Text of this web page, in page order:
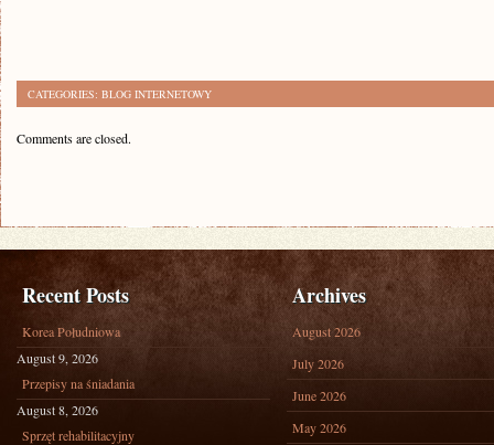
CATEGORIES: BLOG INTERNETOWY
Comments are closed.
Recent Posts
Korea Południowa
August 9, 2026
Przepisy na śniadania
August 8, 2026
Sprzęt rehabilitacyjny
Archives
August 2026
July 2026
June 2026
May 2026